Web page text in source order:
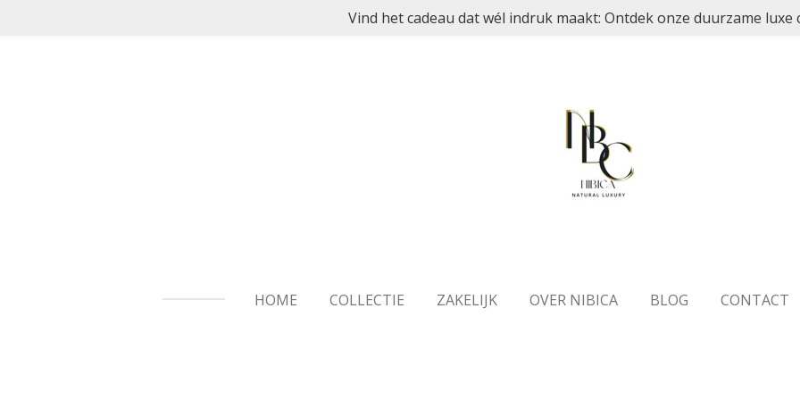
Vind het cadeau dat wél indruk maakt: Ontdek onze duurzame luxe
HOME COLLECTIE ZAKELIJK OVER NIBICA BLOG CONTACT